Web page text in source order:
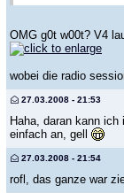
OMG g0t w00t? V4
wobei die radio
27.03.2008 - 21:53
Haha, daran kann ich
einfach an, gell
27.03.2008 - 21:54
rofl, das ganze war